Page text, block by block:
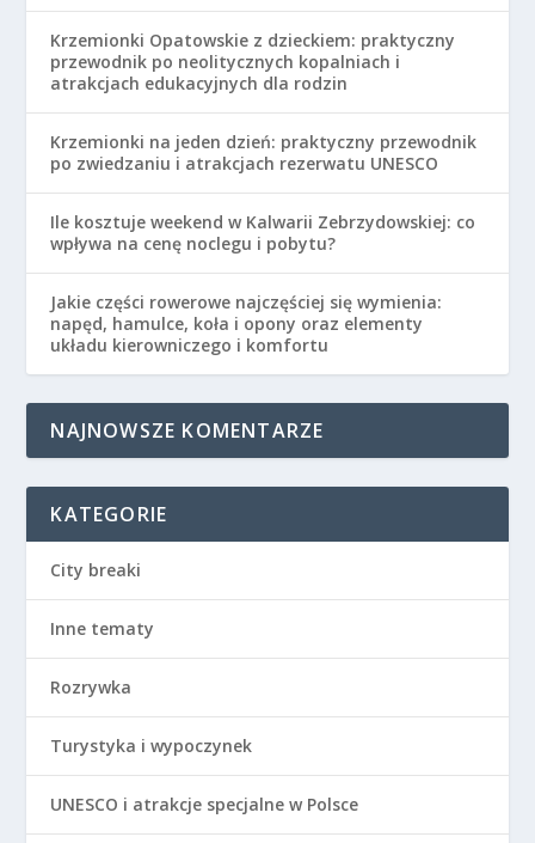
Krzemionki Opatowskie z dzieckiem: praktyczny
przewodnik po neolitycznych kopalniach i
atrakcjach edukacyjnych dla rodzin
Krzemionki na jeden dzień: praktyczny przewodnik
po zwiedzaniu i atrakcjach rezerwatu UNESCO
Ile kosztuje weekend w Kalwarii Zebrzydowskiej: co
wpływa na cenę noclegu i pobytu?
Jakie części rowerowe najczęściej się wymienia:
napęd, hamulce, koła i opony oraz elementy
układu kierowniczego i komfortu
NAJNOWSZE KOMENTARZE
KATEGORIE
City breaki
Inne tematy
Rozrywka
Turystyka i wypoczynek
UNESCO i atrakcje specjalne w Polsce